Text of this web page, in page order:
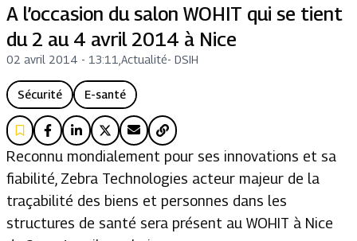
A l’occasion du salon WOHIT qui se tient
du 2 au 4 avril 2014 à Nice
02 avril 2014 - 13:11 Actualité- DSIH
Sécurité E-santé
Reconnu mondialement pour ses innovations et sa
fiabilité, Zebra Technologies acteur majeur de la
traçabilité des biens et personnes dans les
structures de santé sera présent au WOHIT à Nice